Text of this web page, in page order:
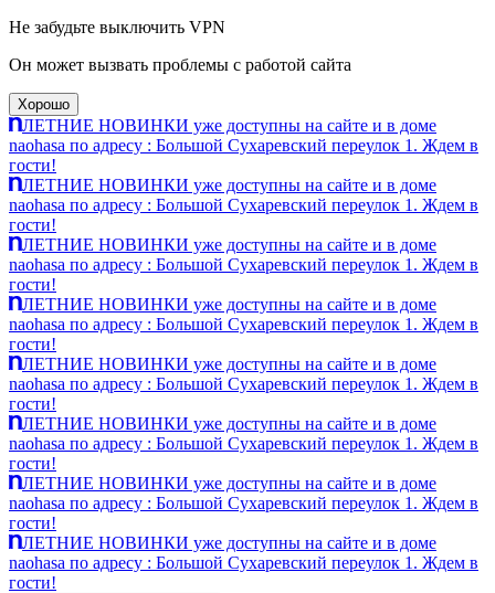
Не забудьте выключить VPN
Он может вызвать проблемы с работой сайта
Хорошо
ЛЕТНИЕ НОВИНКИ уже доступны на сайте и в доме
naohasa по адресу : Большой Сухаревский переулок 1. Ждем в
гости!
ЛЕТНИЕ НОВИНКИ уже доступны на сайте и в доме
naohasa по адресу : Большой Сухаревский переулок 1. Ждем в
гости!
ЛЕТНИЕ НОВИНКИ уже доступны на сайте и в доме
naohasa по адресу : Большой Сухаревский переулок 1. Ждем в
гости!
ЛЕТНИЕ НОВИНКИ уже доступны на сайте и в доме
naohasa по адресу : Большой Сухаревский переулок 1. Ждем в
гости!
ЛЕТНИЕ НОВИНКИ уже доступны на сайте и в доме
naohasa по адресу : Большой Сухаревский переулок 1. Ждем в
гости!
ЛЕТНИЕ НОВИНКИ уже доступны на сайте и в доме
naohasa по адресу : Большой Сухаревский переулок 1. Ждем в
гости!
ЛЕТНИЕ НОВИНКИ уже доступны на сайте и в доме
naohasa по адресу : Большой Сухаревский переулок 1. Ждем в
гости!
ЛЕТНИЕ НОВИНКИ уже доступны на сайте и в доме
naohasa по адресу : Большой Сухаревский переулок 1. Ждем в
гости!